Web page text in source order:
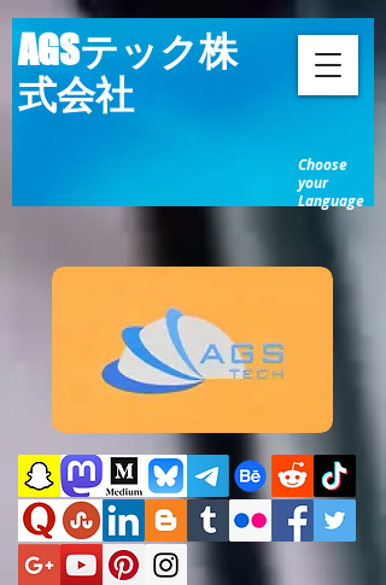
AGSテック株
式会社
Choose
your
Language